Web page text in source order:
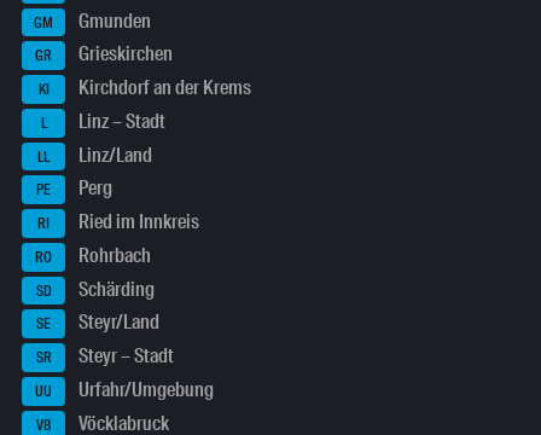
GM Gmunden
GR Grieskirchen
KI Kirchdorf an der Krems
L Linz – Stadt
LL Linz/Land
PE Perg
RI Ried im Innkreis
RO Rohrbach
SD Schärding
SE Steyr/Land
SR Steyr – Stadt
UU Urfahr/Umgebung
VB Vöcklabruck